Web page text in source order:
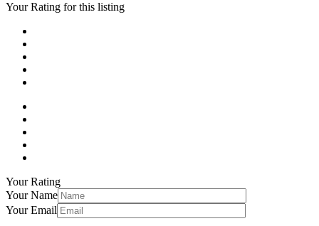
Your Rating for this listing
Your Rating
Your Name
Your Email